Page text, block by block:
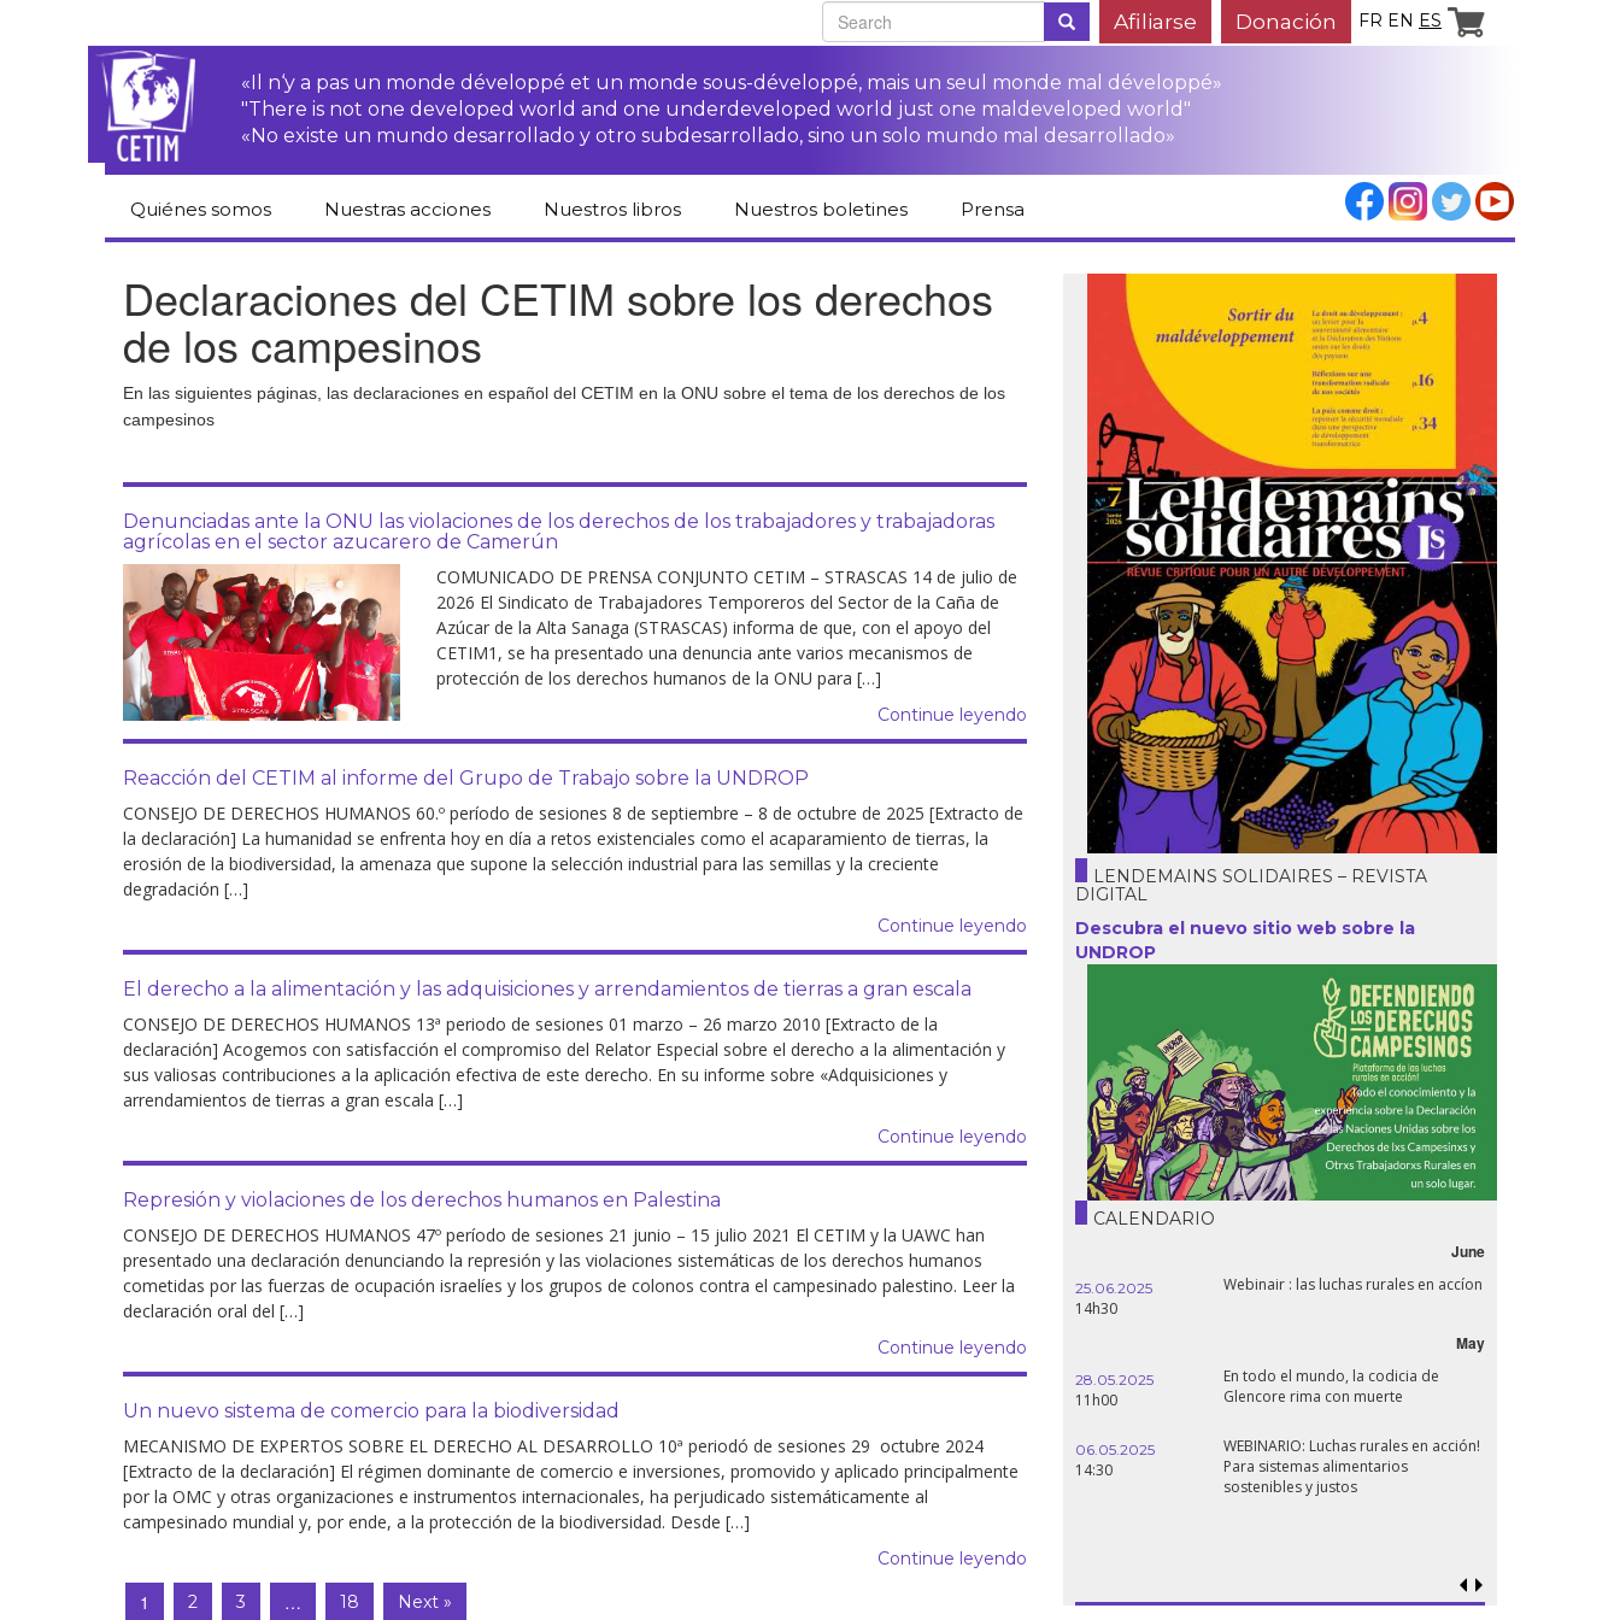
Afiliarse Donación FR EN ES
«Il n‘y a pas un monde développé et un monde sous-développé, mais un seul monde mal développé»
"There is not one developed world and one underdeveloped world just one maldeveloped world"
«No existe un mundo desarrollado y otro subdesarrollado, sino un solo mundo mal desarrollado»
Quiénes somos
Equipo
Informes de
Nuestras acciones
campesinas·os “Protección
derechos de las·os
campesinas·os”
para las·os
sobre los derechos
campesinas·os
Empresas
transnacionales
Derechos
y culturales
Derecho al
desarrollo
Por país Argentina
Brasil
Chile
Colombia
España
Francia
Madagascar
Nigeria
Peru
Siria
Turquía
Declaraciones en la
ONU
Conferencias
Nuestros libros
del CETIM en
español
Nuestros boletines Prensa
Declaraciones del CETIM sobre los derechos
de los campesinos
En las siguientes páginas, las declaraciones en español del CETIM en la ONU sobre el tema de los derechos de los
campesinos
Denunciadas ante la ONU las violaciones de los derechos de los trabajadores y trabajadoras
agrícolas en el sector azucarero de Camerún
COMUNICADO DE PRENSA CONJUNTO CETIM – STRASCAS 14 de julio de
2026 El Sindicato de Trabajadores Temporeros del Sector de la Caña de
Azúcar de la Alta Sanaga (STRASCAS) informa de que, con el apoyo del
CETIM1, se ha presentado una denuncia ante varios mecanismos de
protección de los derechos humanos de la ONU para […]
Continue leyendo
Reacción del CETIM al informe del Grupo de Trabajo sobre la UNDROP
CONSEJO DE DERECHOS HUMANOS 60.º período de sesiones 8 de septiembre – 8 de octubre de 2025 [Extracto de
la declaración] La humanidad se enfrenta hoy en día a retos existenciales como el acaparamiento de tierras, la
erosión de la biodiversidad, la amenaza que supone la selección industrial para las semillas y la creciente
degradación […]
Continue leyendo
El derecho a la alimentación y las adquisiciones y arrendamientos de tierras a gran escala
CONSEJO DE DERECHOS HUMANOS 13ª periodo de sesiones 01 marzo – 26 marzo 2010 [Extracto de la
declaración] Acogemos con satisfacción el compromiso del Relator Especial sobre el derecho a la alimentación y
sus valiosas contribuciones a la aplicación efectiva de este derecho. En su informe sobre «Adquisiciones y
arrendamientos de tierras a gran escala […]
Continue leyendo
Represión y violaciones de los derechos humanos en Palestina
CONSEJO DE DERECHOS HUMANOS 47º período de sesiones 21 junio – 15 julio 2021 El CETIM y la UAWC han
presentado una declaración denunciando la represión y las violaciones sistemáticas de los derechos humanos
cometidas por las fuerzas de ocupación israelíes y los grupos de colonos contra el campesinado palestino. Leer la
declaración oral del […]
Continue leyendo
Un nuevo sistema de comercio para la biodiversidad
MECANISMO DE EXPERTOS SOBRE EL DERECHO AL DESARROLLO 10ª periodó de sesiones 29 octubre 2024
[Extracto de la declaración] El régimen dominante de comercio e inversiones, promovido y aplicado principalmente
por la OMC y otras organizaciones e instrumentos internacionales, ha perjudicado sistemáticamente al
campesinado mundial y, por ende, a la protección de la biodiversidad. Desde […]
Continue leyendo
1 2 3 … 18 Next »
LENDEMAINS SOLIDAIRES – REVISTA
DIGITAL
Descubra el nuevo sitio web sobre la
UNDROP
CALENDARIO
June
25.06.2025
14h30
Webinair : las luchas rurales en accíon
May
28.05.2025
11h00
En todo el mundo, la codicia de
Glencore rima con muerte
06.05.2025
14:30
WEBINARIO: Luchas rurales en acción!
Para sistemas alimentarios
sostenibles y justos